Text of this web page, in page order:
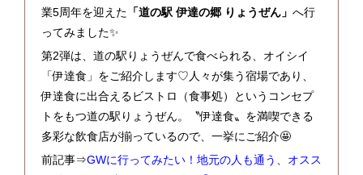
業5周年を迎えた 「道の駅 伊達の郷 りょうぜん」 へ行
ってみました✨
第2弾は、道の駅りょうぜんで食べられる、オイシイ
「伊達食」をご紹介します♡人々が集う宿場であり、
伊達食に出合えるビストロ（食事処）というコンセプ
トをもつ道の駅りょうぜん。〝伊達食〟を満喫できる
多彩な飲食店が揃っているので、一挙にご紹介🤩
前記事⇒GWに行ってみたい！地元の人も通う、オスス